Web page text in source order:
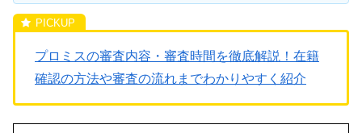
プロミスの審査内容・審査時間を徹底解説！在籍
確認の方法や審査の流れまでわかりやすく紹介